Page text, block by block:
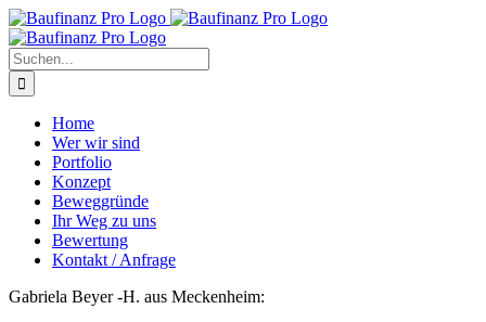
Zum
Inhalt
springen
Suche
nach:
Home
Wer wir sind
Portfolio
Konzept
Beweggründe
Ihr Weg zu uns
Bewertung
Kontakt / Anfrage
Gabriela Beyer -H. aus Meckenheim: